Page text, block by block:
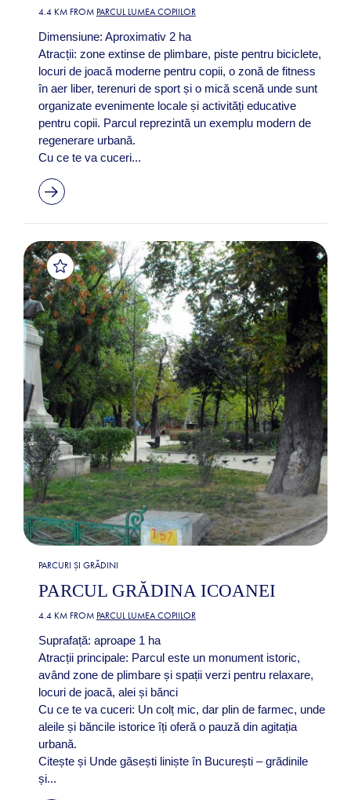
4.4 KM FROM PARCUL LUMEA COPIILOR
Dimensiune: Aproximativ 2 ha
Atracții: zone extinse de plimbare, piste pentru biciclete,
locuri de joacă moderne pentru copii, o zonă de fitness
în aer liber, terenuri de sport și o mică scenă unde sunt
organizate evenimente locale și activități educative
pentru copii. Parcul reprezintă un exemplu modern de
regenerare urbană.
Cu ce te va cuceri...
PARCURI ȘI GRĂDINI
PARCUL GRĂDINA ICOANEI
4.4 KM FROM PARCUL LUMEA COPIILOR
Suprafață: aproape 1 ha
Atracții principale: Parcul este un monument istoric,
având zone de plimbare și spații verzi pentru relaxare,
locuri de joacă, alei și bănci
Cu ce te va cuceri: Un colț mic, dar plin de farmec, unde
aleile și băncile istorice îți oferă o pauză din agitația
urbană.
Citește și Unde găsești liniște în București – grădinile
și...